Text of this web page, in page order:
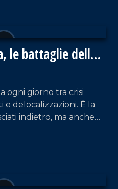
le battaglie della
ogni giorno tra crisi
delocalizzazioni. È la
indietro, ma anche
ricerca precaria. Ne